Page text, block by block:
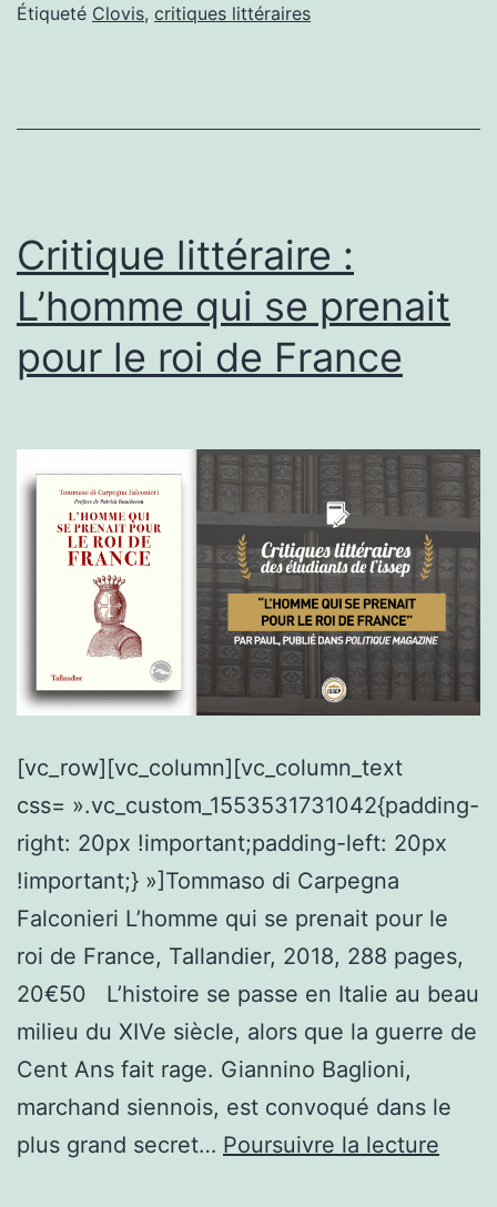
de
Étiqueté Clovis, critiques littéraires
Critique littéraire :
L’homme qui se prenait
pour le roi de France
[vc_row][vc_column][vc_column_text
css= ».vc_custom_1553531731042{padding-
right: 20px !important;padding-left: 20px
!important;} »]Tommaso di Carpegna
Falconieri L’homme qui se prenait pour le
roi de France, Tallandier, 2018, 288 pages,
20€50 L’histoire se passe en Italie au beau
milieu du XIVe siècle, alors que la guerre de
Cent Ans fait rage. Giannino Baglioni,
marchand siennois, est convoqué dans le
plus grand secret… Poursuivre la lecture